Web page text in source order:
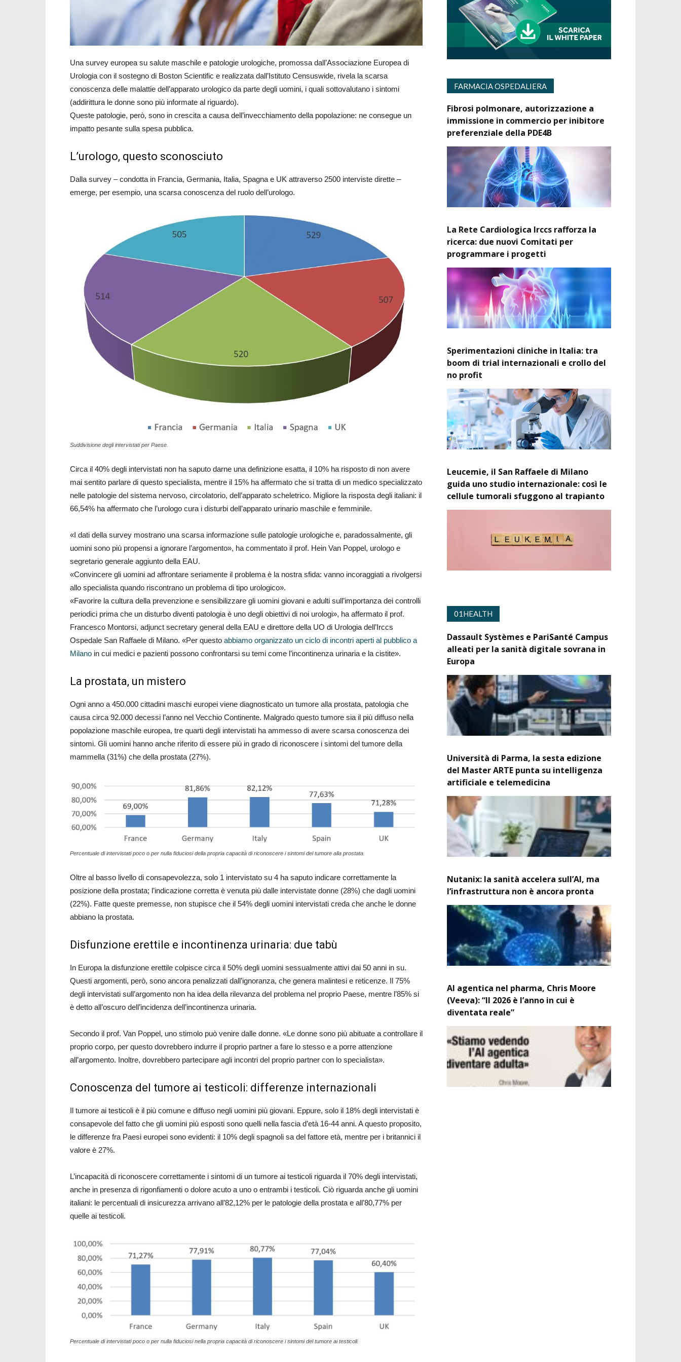
Una survey europea su salute maschile e patologie urologiche, promossa dall’Associazione Europea di
Urologia con il sostegno di Boston Scientific e realizzata dall’Istituto Censuswide, rivela la scarsa
conoscenza delle malattie dell’apparato urologico da parte degli uomini, i quali sottovalutano i sintomi
(addirittura le donne sono più informate al riguardo).
Queste patologie, però, sono in crescita a causa dell’invecchiamento della popolazione: ne consegue un
impatto pesante sulla spesa pubblica.
L’urologo, questo sconosciuto
Dalla survey – condotta in Francia, Germania, Italia, Spagna e UK attraverso 2500 interviste dirette –
emerge, per esempio, una scarsa conoscenza del ruolo dell’urologo.
Suddivisione degli intervistati per Paese.
Circa il 40% degli intervistati non ha saputo darne una definizione esatta, il 10% ha risposto di non avere
mai sentito parlare di questo specialista, mentre il 15% ha affermato che si tratta di un medico specializzato
nelle patologie del sistema nervoso, circolatorio, dell’apparato scheletrico. Migliore la risposta degli italiani: il
66,54% ha affermato che l’urologo cura i disturbi dell’apparato urinario maschile e femminile.
«I dati della survey mostrano una scarsa informazione sulle patologie urologiche e, paradossalmente, gli
uomini sono più propensi a ignorare l’argomento», ha commentato il prof. Hein Van Poppel, urologo e
segretario generale aggiunto della EAU.
«Convincere gli uomini ad affrontare seriamente il problema è la nostra sfida: vanno incoraggiati a rivolgersi
allo specialista quando riscontrano un problema di tipo urologico».
«Favorire la cultura della prevenzione e sensibilizzare gli uomini giovani e adulti sull’importanza dei controlli
periodici prima che un disturbo diventi patologia è uno degli obiettivi di noi urologi», ha affermato il prof.
Francesco Montorsi, adjunct secretary general della EAU e direttore della UO di Urologia dell’Irccs
Ospedale San Raffaele di Milano. «Per questo abbiamo organizzato un ciclo di incontri aperti al pubblico a
Milano in cui medici e pazienti possono confrontarsi su temi come l’incontinenza urinaria e la cistite».
La prostata, un mistero
Ogni anno a 450.000 cittadini maschi europei viene diagnosticato un tumore alla prostata, patologia che
causa circa 92.000 decessi l’anno nel Vecchio Continente. Malgrado questo tumore sia il più diffuso nella
popolazione maschile europea, tre quarti degli intervistati ha ammesso di avere scarsa conoscenza dei
sintomi. Gli uomini hanno anche riferito di essere più in grado di riconoscere i sintomi del tumore della
mammella (31%) che della prostata (27%).
Percentuale di intervistati poco o per nulla fiduciosi della propria capacità di riconoscere i sintomi del tumore alla prostata.
Oltre al basso livello di consapevolezza, solo 1 intervistato su 4 ha saputo indicare correttamente la
posizione della prostata; l’indicazione corretta è venuta più dalle intervistate donne (28%) che dagli uomini
(22%). Fatte queste premesse, non stupisce che il 54% degli uomini intervistati creda che anche le donne
abbiano la prostata.
Disfunzione erettile e incontinenza urinaria: due tabù
In Europa la disfunzione erettile colpisce circa il 50% degli uomini sessualmente attivi dai 50 anni in su.
Questi argomenti, però, sono ancora penalizzati dall’ignoranza, che genera malintesi e reticenze. Il 75%
degli intervistati sull’argomento non ha idea della rilevanza del problema nel proprio Paese, mentre l’85% si
è detto all’oscuro dell’incidenza dell’incontinenza urinaria.
Secondo il prof. Van Poppel, uno stimolo può venire dalle donne. «Le donne sono più abituate a controllare il
proprio corpo, per questo dovrebbero indurre il proprio partner a fare lo stesso e a porre attenzione
all’argomento. Inoltre, dovrebbero partecipare agli incontri del proprio partner con lo specialista».
Conoscenza del tumore ai testicoli: differenze internazionali
Il tumore ai testicoli è il più comune e diffuso negli uomini più giovani. Eppure, solo il 18% degli intervistati è
consapevole del fatto che gli uomini più esposti sono quelli nella fascia d’età 16-44 anni. A questo proposito,
le differenze fra Paesi europei sono evidenti: il 10% degli spagnoli sa del fattore età, mentre per i britannici il
valore è 27%.
L’incapacità di riconoscere correttamente i sintomi di un tumore ai testicoli riguarda il 70% degli intervistati,
anche in presenza di rigonfiamenti o dolore acuto a uno o entrambi i testicoli. Ciò riguarda anche gli uomini
italiani: le percentuali di insicurezza arrivano all’82,12% per le patologie della prostata e all’80,77% per
quelle ai testicoli.
Percentuale di intervistati poco o per nulla fiduciosi nella propria capacità di riconoscere i sintomi del tumore ai testicoli.
FARMACIA OSPEDALIERA
Fibrosi polmonare, autorizzazione a
immissione in commercio per inibitore
preferenziale della PDE4B
La Rete Cardiologica Irccs rafforza la
ricerca: due nuovi Comitati per
programmare i progetti
Sperimentazioni cliniche in Italia: tra
boom di trial internazionali e crollo del
no profit
Leucemie, il San Raffaele di Milano
guida uno studio internazionale: così le
cellule tumorali sfuggono al trapianto
01HEALTH
Dassault Systèmes e PariSanté Campus
alleati per la sanità digitale sovrana in
Europa
Università di Parma, la sesta edizione
del Master ARTE punta su intelligenza
artificiale e telemedicina
Nutanix: la sanità accelera sull’AI, ma
l’infrastruttura non è ancora pronta
AI agentica nel pharma, Chris Moore
(Veeva): “Il 2026 è l’anno in cui è
diventata reale”